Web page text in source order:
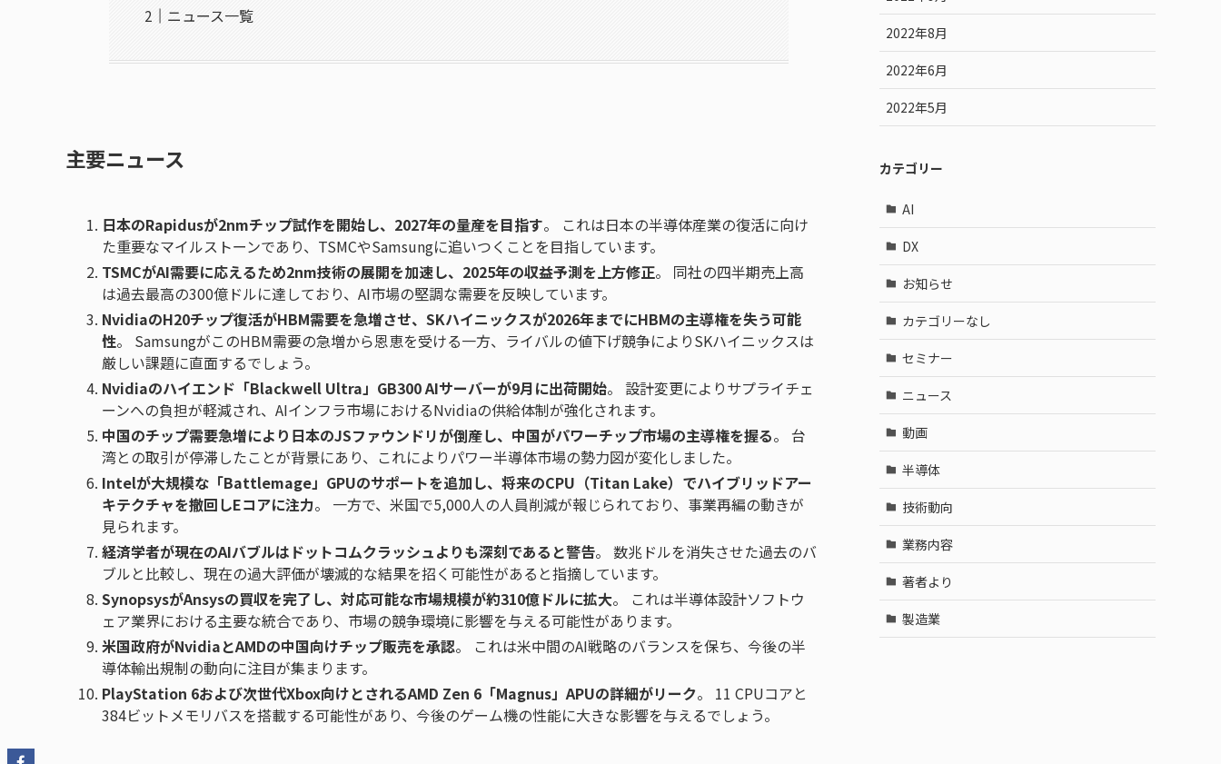
ニュース一覧
主要ニュース
日本のRapidusが2nmチップ試作を開始し、2027年の量産を目指す。 これは日本の半導体産業の復活に向け
た重要なマイルストーンであり、TSMCやSamsungに追いつくことを目指しています。
TSMCがAI需要に応えるため2nm技術の展開を加速し、2025年の収益予測を上方修正。 同社の四半期売上高
は過去最高の300億ドルに達しており、AI市場の堅調な需要を反映しています。
NvidiaのH20チップ復活がHBM需要を急増させ、SKハイニックスが2026年までにHBMの主導権を失う可能
性。 SamsungがこのHBM需要の急増から恩恵を受ける一方、ライバルの値下げ競争によりSKハイニックスは
厳しい課題に直面するでしょう。
Nvidiaのハイエンド「Blackwell Ultra」GB300 AIサーバーが9月に出荷開始。 設計変更によりサプライチェ
ーンへの負担が軽減され、AIインフラ市場におけるNvidiaの供給体制が強化されます。
中国のチップ需要急増により日本のJSファウンドリが倒産し、中国がパワーチップ市場の主導権を握る。 台
湾との取引が停滞したことが背景にあり、これによりパワー半導体市場の勢力図が変化しました。
Intelが大規模な「Battlemage」GPUのサポートを追加し、将来のCPU（Titan Lake）でハイブリッドアー
キテクチャを撤回しEコアに注力。 一方で、米国で5,000人の人員削減が報じられており、事業再編の動きが
見られます。
経済学者が現在のAIバブルはドットコムクラッシュよりも深刻であると警告。 数兆ドルを消失させた過去のバ
ブルと比較し、現在の過大評価が壊滅的な結果を招く可能性があると指摘しています。
SynopsysがAnsysの買収を完了し、対応可能な市場規模が約310億ドルに拡大。 これは半導体設計ソフトウ
ェア業界における主要な統合であり、市場の競争環境に影響を与える可能性があります。
米国政府がNvidiaとAMDの中国向けチップ販売を承認。 これは米中間のAI戦略のバランスを保ち、今後の半
導体輸出規制の動向に注目が集まります。
PlayStation 6および次世代Xbox向けとされるAMD Zen 6「Magnus」APUの詳細がリーク。 11 CPUコアと
384ビットメモリバスを搭載する可能性があり、今後のゲーム機の性能に大きな影響を与えるでしょう。
2022年8月
2022年6月
2022年5月
カテゴリー
AI
DX
お知らせ
カテゴリーなし
セミナー
ニュース
動画
半導体
技術動向
業務内容
著者より
製造業